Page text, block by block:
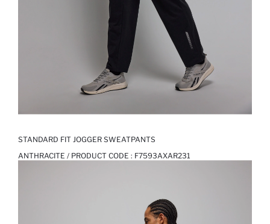
STANDARD FIT JOGGER SWEATPANTS
ANTHRACITE / PRODUCT CODE : F7593AXAR231